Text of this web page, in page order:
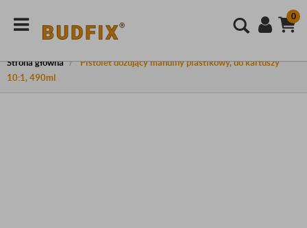
0
Strona główna
Pistolet dozujący manulny plastikowy, do kartuszy
10:1, 490ml